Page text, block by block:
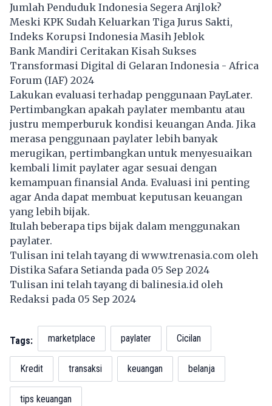
Jumlah Penduduk Indonesia Segera Anjlok?
Meski KPK Sudah Keluarkan Tiga Jurus Sakti,
Indeks Korupsi Indonesia Masih Jeblok
Bank Mandiri Ceritakan Kisah Sukses
Transformasi Digital di Gelaran Indonesia - Africa
Forum (IAF) 2024
Lakukan evaluasi terhadap penggunaan PayLater.
Pertimbangkan apakah paylater membantu atau
justru memperburuk kondisi keuangan Anda. Jika
merasa penggunaan paylater lebih banyak
merugikan, pertimbangkan untuk menyesuaikan
kembali limit paylater agar sesuai dengan
kemampuan finansial Anda. Evaluasi ini penting
agar Anda dapat membuat keputusan keuangan
yang lebih bijak.
Itulah beberapa tips bijak dalam menggunakan
paylater.
Tulisan ini telah tayang di www.trenasia.com oleh
Distika Safara Setianda pada 05 Sep 2024
Tulisan ini telah tayang dibalinesia.id oleh
Redaksi pada 05 Sep 2024
Tags: marketplace paylater Cicilan
Kredit transaksi keuangan belanja
tips keuangan